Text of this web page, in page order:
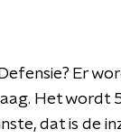
Er
Het wordt
dat is de